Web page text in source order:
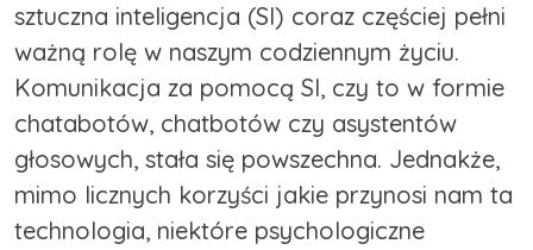
sztuczna inteligencja (SI) coraz częściej pełni
ważną rolę w naszym codziennym życiu.
Komunikacja za pomocą SI, czy to w formie
chatabotów, chatbotów czy asystentów
głosowych, stała się powszechna. Jednakże,
mimo licznych korzyści jakie przynosi nam ta
technologia, niektóre psychologiczne